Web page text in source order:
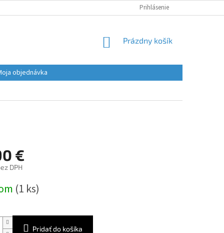
Prihlásenie
NÁKUPNÝ
Prázdny košík
objednávka
€
DPH
(1 ks)
Pridať do košíka